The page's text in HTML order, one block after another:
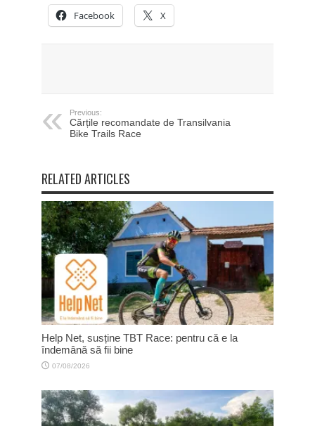
Facebook X
Previous:
Cărțile recomandate de Transilvania
Bike Trails Race
RELATED ARTICLES
Help Net, susține TBT Race: pentru că e la
îndemână să fii bine
07/08/2026